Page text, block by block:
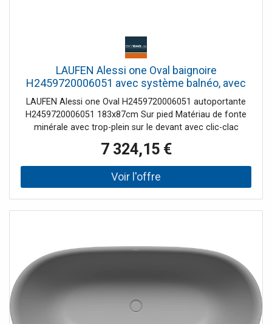
LAUFEN Alessi one Oval baignoire
H2459720006051 avec système balnéo, avec
tablier, avec buses d'air, sans éclairage sous-
marin
LAUFEN Alessi one Oval H2459720006051 autoportante
H2459720006051 183x87cm Sur pied Matériau de fonte
minérale avec trop-plein sur le devant avec clic-clac
Base pré-assemblée Profondeur du bain 460 mm Volume
net 240 l 131 5kg
7 324,15 €